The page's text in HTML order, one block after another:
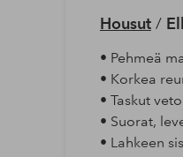
Housut/
• Pehmeä
• Korkea
• Taskut
• Suorat,
• Lahkeen